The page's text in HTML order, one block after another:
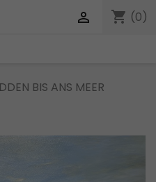
shopping_cart (0)

BIS ANS MEER